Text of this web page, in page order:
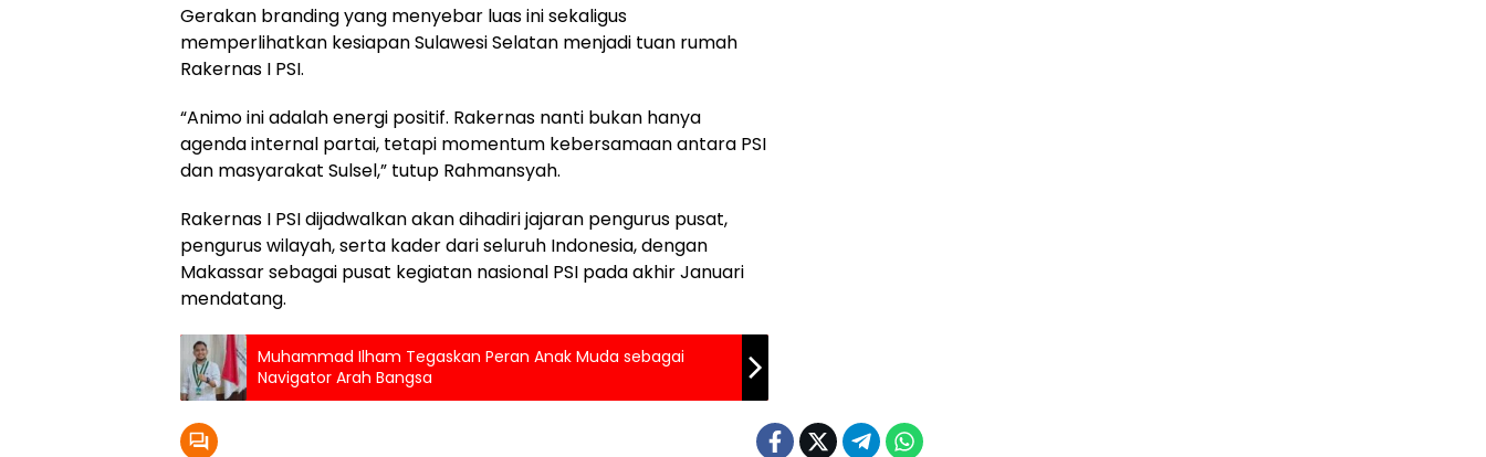
Gerakan branding yang menyebar luas ini sekaligus
memperlihatkan kesiapan Sulawesi Selatan menjadi tuan rumah
Rakernas I PSI.
“Animo ini adalah energi positif. Rakernas nanti bukan hanya
agenda internal partai, tetapi momentum kebersamaan antara PSI
dan masyarakat Sulsel,” tutup Rahmansyah.
Rakernas I PSI dijadwalkan akan dihadiri jajaran pengurus pusat,
pengurus wilayah, serta kader dari seluruh Indonesia, dengan
Makassar sebagai pusat kegiatan nasional PSI pada akhir Januari
mendatang.
Muhammad Ilham Tegaskan Peran Anak Muda sebagai
Navigator Arah Bangsa